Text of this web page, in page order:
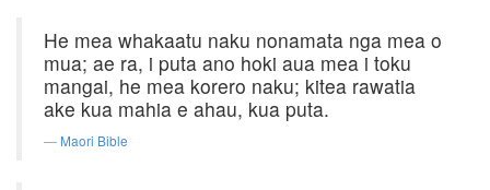
He mea whakaatu naku nonamata nga mea o
mua; ae ra, i puta ano hoki aua mea i toku
mangai, he mea korero naku; kitea rawatia
ake kua mahia e ahau, kua puta.
Maori Bible